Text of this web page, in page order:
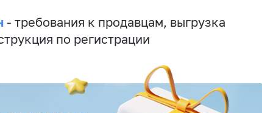
- требования к продавцам, выгрузка
по регистрации